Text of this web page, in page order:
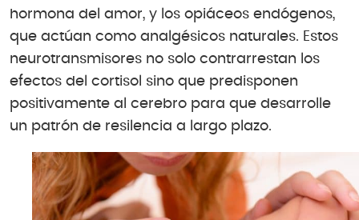
hormona del amor, y los opiáceos endógenos,
que actúan como analgésicos naturales. Estos
neurotransmisores no solo contrarrestan los
efectos del cortisol sino que predisponen
positivamente al cerebro para que desarrolle
un patrón de resilencia a largo plazo.